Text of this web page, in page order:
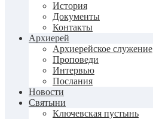
История
Документы
Контакты
Архиерей
Архиерейское служение
Проповеди
Интервью
Послания
Новости
Святыни
Ключевская пустынь